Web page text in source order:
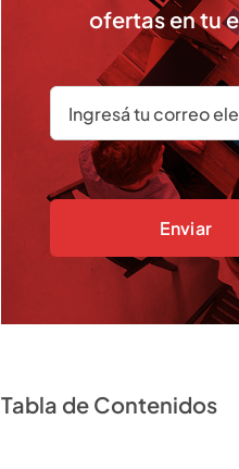
ofertas en tu
Enviar
Tabla de Contenidos